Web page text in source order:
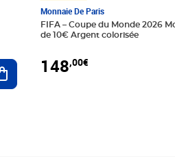
Ajouter au panier
Monnaie De Paris
FIFA – Coupe du Monde 2026
de 10€ Argent colorisée
148,00€